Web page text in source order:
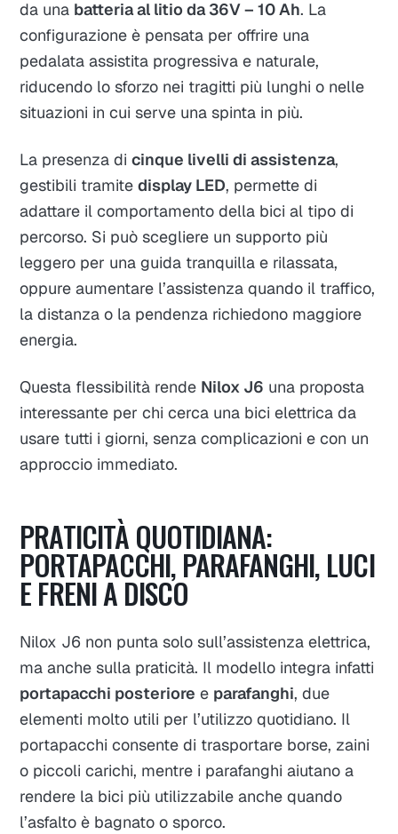
da una batteria al litio da 36V – 10 Ah. La
configurazione è pensata per offrire una
pedalata assistita progressiva e naturale,
riducendo lo sforzo nei tragitti più lunghi o nelle
situazioni in cui serve una spinta in più.
La presenza dicinque livelli di assistenza,
gestibili tramitedisplay LED, permette di
adattare il comportamento della bici al tipo di
percorso. Si può scegliere un supporto più
leggero per una guida tranquilla e rilassata,
oppure aumentare l’assistenza quando il traffico,
la distanza o la pendenza richiedono maggiore
energia.
Questa flessibilità rende Nilox J6 una proposta
interessante per chi cerca una bici elettrica da
usare tutti i giorni, senza complicazioni e con un
approccio immediato.
PRATICITÀ QUOTIDIANA:
PORTAPACCHI, PARAFANGHI, LUCI
E FRENI A DISCO
Nilox J6 non punta solo sull’assistenza elettrica,
ma anche sulla praticità. Il modello integra infatti
portapacchi posteriore e parafanghi, due
elementi molto utili per l’utilizzo quotidiano. Il
portapacchi consente di trasportare borse, zaini
o piccoli carichi, mentre i parafanghi aiutano a
rendere la bici più utilizzabile anche quando
l’asfalto è bagnato o sporco.